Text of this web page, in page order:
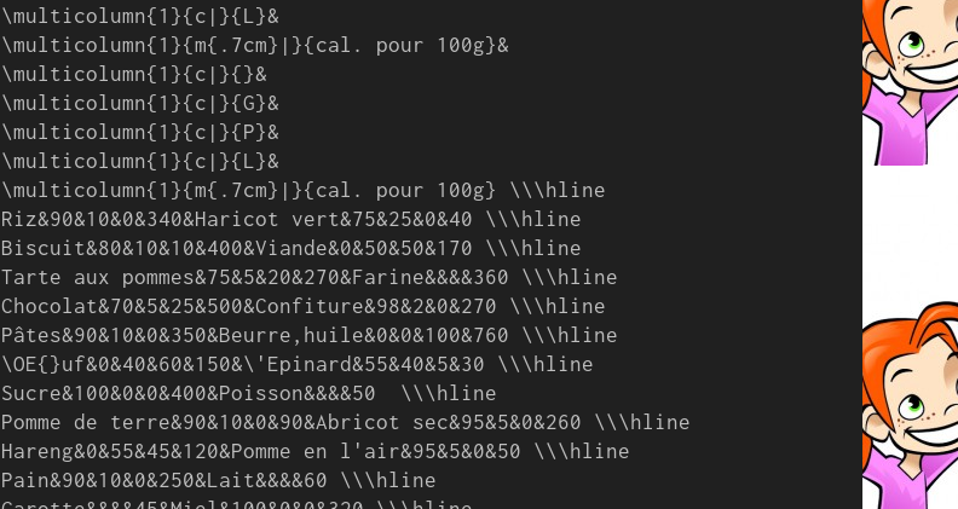
\multicolumn{1}{c|}{L}&
\multicolumn{1}{m{.7cm}|}{cal. pour 100g}&
\multicolumn{1}{c|}{}&
\multicolumn{1}{c|}{G}&
\multicolumn{1}{c|}{P}&
\multicolumn{1}{c|}{L}&
\multicolumn{1}{m{.7cm}|}{cal. pour 100g} \\\hline
Riz&90&10&0&340&Haricot vert&75&25&0&40 \\\hline
Biscuit&80&10&10&400&Viande&0&50&50&170 \\\hline
Tarte aux pommes&75&5&20&270&Farine&&&&360 \\\hline
Chocolat&70&5&25&500&Confiture&98&2&0&270 \\\hline
Pâtes&90&10&0&350&Beurre,huile&0&0&100&760 \\\hline
\OE{}uf&0&40&60&150&\'Epinard&55&40&5&30 \\\hline
Sucre&100&0&0&400&Poisson&&&&50  \\\hline
Pomme de terre&90&10&0&90&Abricot sec&95&5&0&260 \\\hline
Hareng&0&55&45&120&Pomme en l'air&95&5&0&50 \\\hline
Pain&90&10&0&250&Lait&&&&60 \\\hline